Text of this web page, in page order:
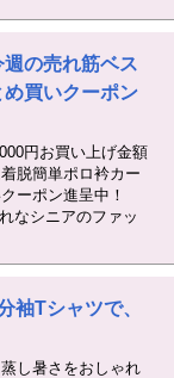
週の売れ筋ベス
め買いクーポン
円お買い上げ金額
脱簡単ポロ衿カー
ーポン進呈中！
なシニアのファッ
袖Tシャツで、
し暑さをおしゃれ